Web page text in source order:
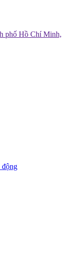
phố Hồ Chí Minh,
động